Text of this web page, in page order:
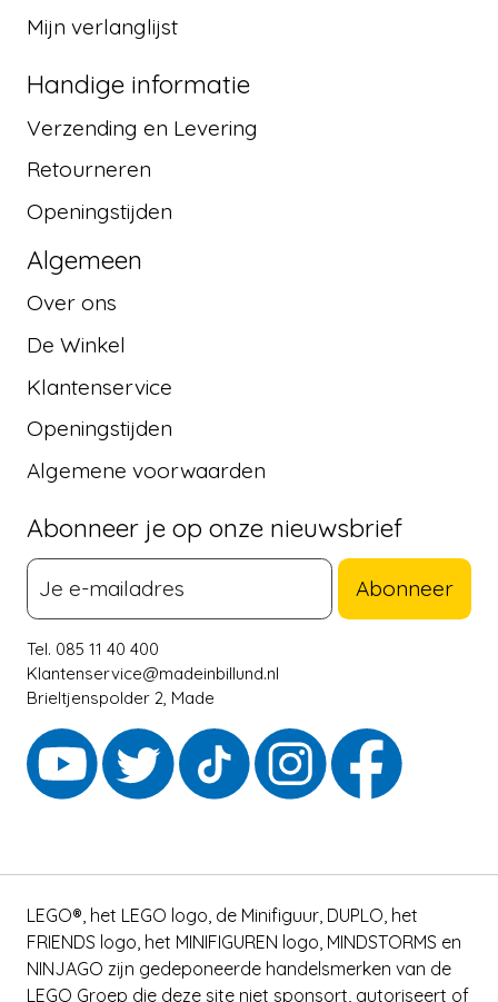
Mijn verlanglijst
Handige informatie
Verzending en Levering
Retourneren
Openingstijden
Algemeen
Over ons
De Winkel
Klantenservice
Openingstijden
Algemene voorwaarden
Abonneer je op onze nieuwsbrief
Abonneer
Tel. 085 11 40 400
Klantenservice@madeinbillund.nl
Brieltjenspolder 2, Made
LEGO®, het LEGO logo, de Minifiguur, DUPLO, het
FRIENDS logo, het MINIFIGUREN logo, MINDSTORMS en
NINJAGO zijn gedeponeerde handelsmerken van de
LEGO Groep die deze site niet sponsort, autoriseert of